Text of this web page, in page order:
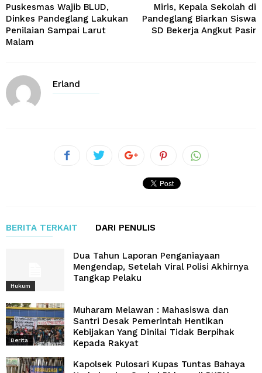
Puskesmas Wajib BLUD,
Dinkes Pandeglang Lakukan
Penilaian Sampai Larut
Malam
Miris, Kepala Sekolah di
Pandeglang Biarkan Siswa
SD Bekerja Angkut Pasir
Erland
BERITA TERKAIT DARI PENULIS
Hukum
Dua Tahun Laporan Penganiayaan
Mengendap, Setelah Viral Polisi Akhirnya
Tangkap Pelaku
Berita
Muharam Melawan : Mahasiswa dan
Santri Desak Pemerintah Hentikan
Kebijakan Yang Dinilai Tidak Berpihak
Kepada Rakyat
Kapolsek Pulosari Kupas Tuntas Bahaya